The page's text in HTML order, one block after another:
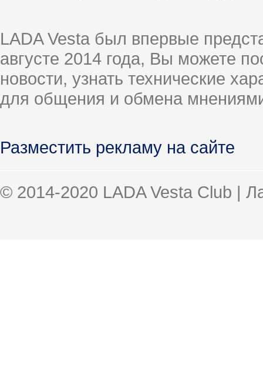
LADA Vesta был впервые
августе 2014 года, Вы можете
новости, узнать технические
для общения и обмена
Разместить рекламу на сайте
© 2014-2020 LADA Vesta Club |